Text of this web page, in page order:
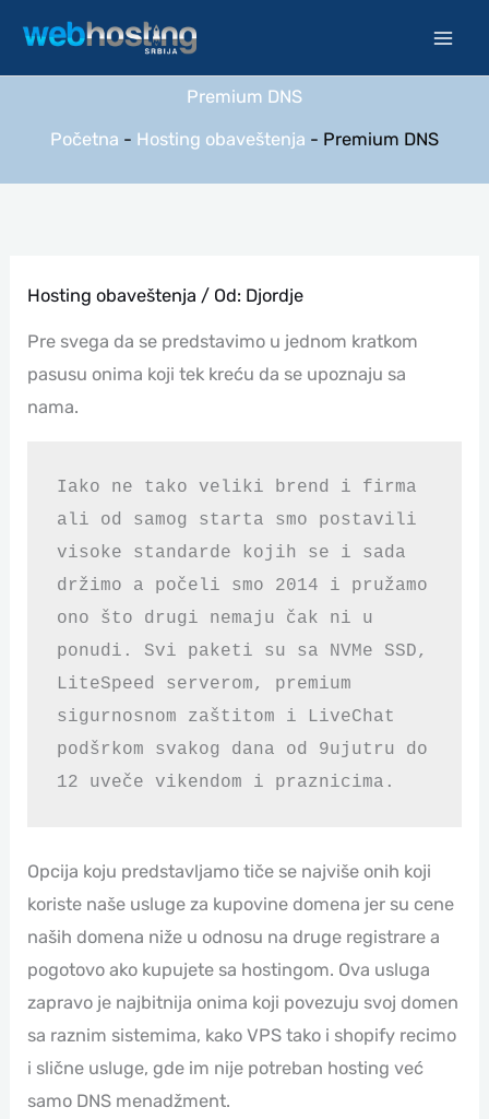
sadržaj
Premium DNS
Početna - Hosting obaveštenja - Premium DNS
Hosting obaveštenja / Od: Djordje
Pre svega da se predstavimo u jednom kratkom
pasusu onima koji tek kreću da se upoznaju sa
nama.
Iako ne tako veliki brend i firma
ali od samog starta smo postavili
visoke standarde kojih se i sada
držimo a počeli smo 2014 i pružamo
ono što drugi nemaju čak ni u
ponudi. Svi paketi su sa NVMe SSD,
LiteSpeed serverom, premium
sigurnosnom zaštitom i LiveChat
podšrkom svakog dana od 9ujutru do
12 uveče vikendom i praznicima.
Opcija koju predstavljamo tiče se najviše onih koji
koriste naše usluge za kupovine domena jer su cene
naših domena niže u odnosu na druge registrare a
pogotovo ako kupujete sa hostingom. Ova usluga
zapravo je najbitnija onima koji povezuju svoj domen
sa raznim sistemima, kako VPS tako i shopify recimo
i slične usluge, gde im nije potreban hosting već
samo DNS menadžment.